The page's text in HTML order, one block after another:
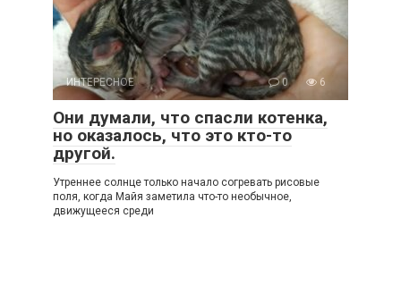
ИНТЕРЕСНОЕ 0 6
Они думали, что спасли котенка,
но оказалось, что это кто-то
другой.
Утреннее солнце только начало согревать рисовые
поля, когда Майя заметила что-то необычное,
движущееся среди